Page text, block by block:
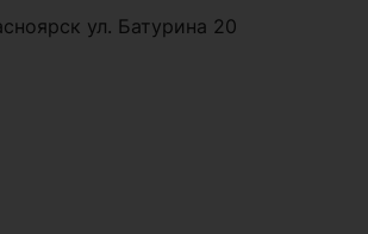
ул. Батурина 20